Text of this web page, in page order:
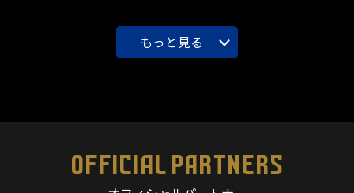
もっと見る
OFFICIAL PARTNERS